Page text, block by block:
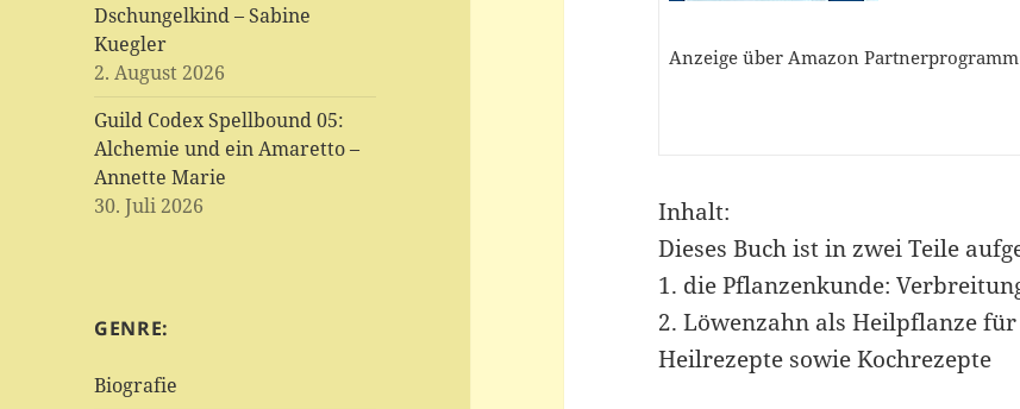
Dschungelkind – Sabine
Kuegler
2. August 2026
Guild Codex Spellbound 05:
Alchemie und ein Amaretto –
Annette Marie
30. Juli 2026
GENRE:
Biografie
Anzeige über Amazon Partnerprogramm
Inhalt:
Dieses Buch ist in zwei Teile
1. die Pflanzenkunde:
2. Löwenzahn als Heilpflanze
Heilrezepte sowie Kochrezepte